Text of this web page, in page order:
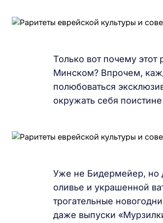
Только вот почему
Минском? Впрочем,
полюбоваться
окружать себя
Уже не Бидермейер, но
оливье и украшенной
трогательные
даже выпуски